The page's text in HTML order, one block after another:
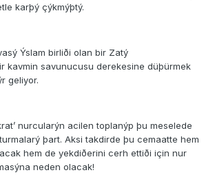
karþý çýkmýþtý.
Ýslam birliði olan bir Zatý
kavmin savunucusu derekesine düþürmek
geliyor.
nurcularýn acilen toplanýp þu meselede
þart. Aksi takdirde þu cemaatte hem
hem de yekdiðerini cerh ettiði için nur
neden olacak!